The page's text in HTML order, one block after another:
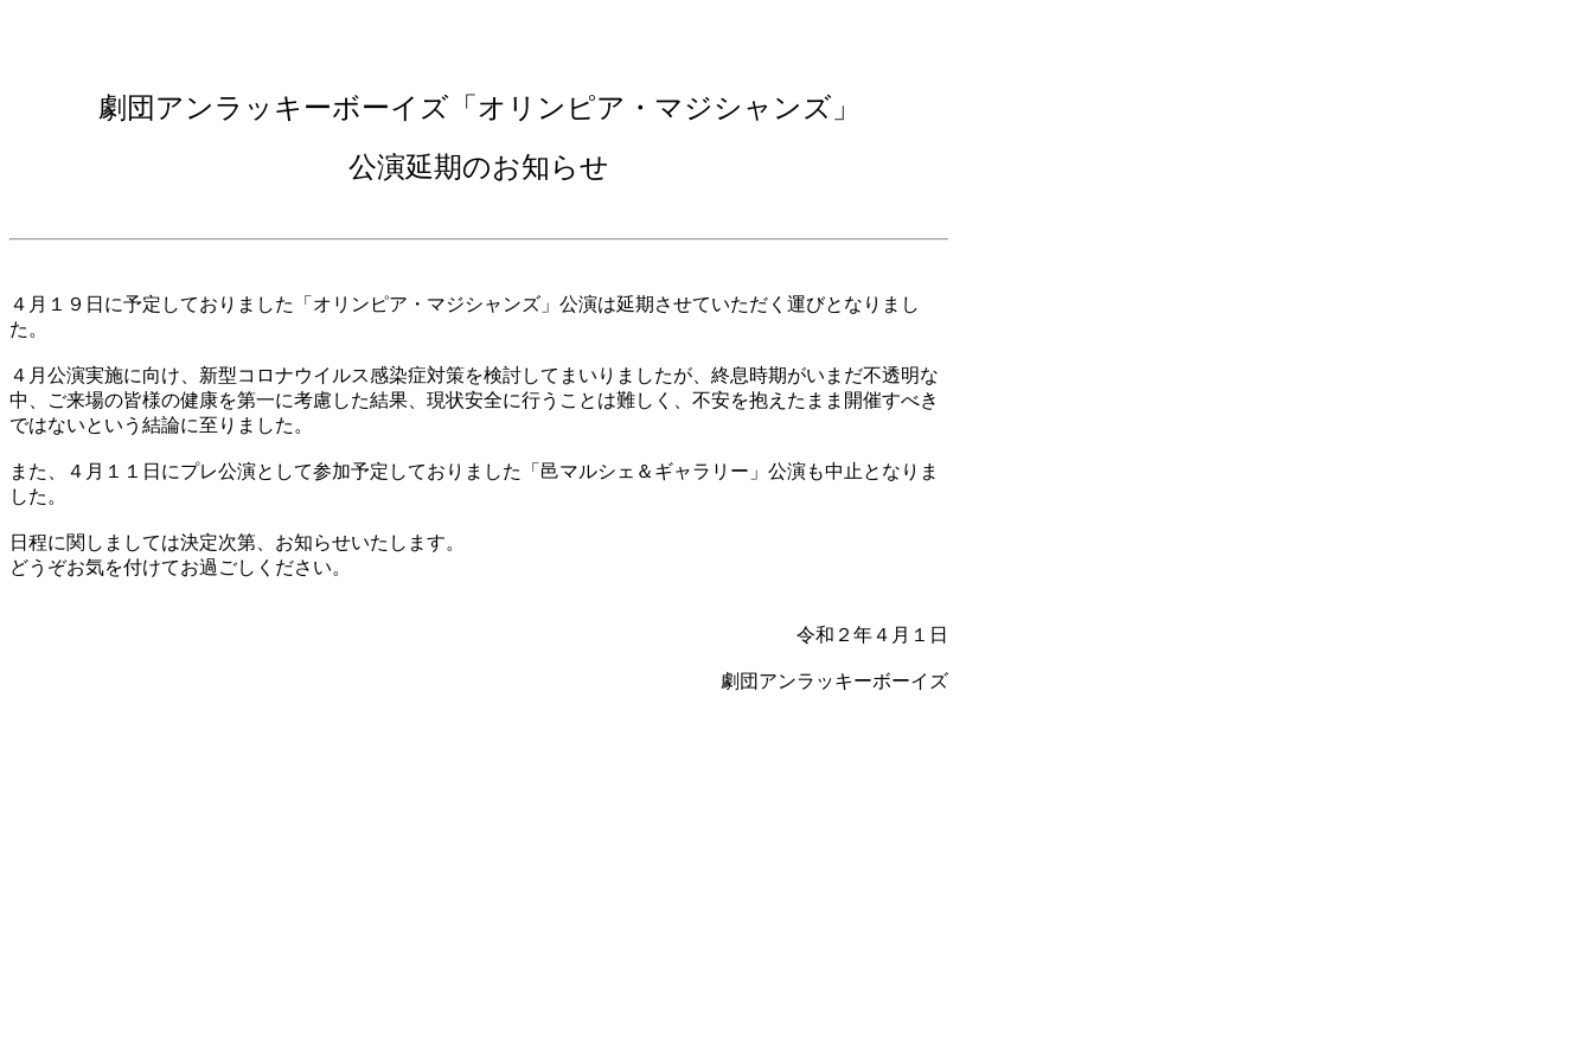
劇団アンラッキーボーイズ「オリンピア・マジシャンズ」
公演延期のお知らせ
４月１９日に予定しておりました「オリンピア・マジシャンズ」公演は延期させていただく運びとなりまし
た。
４月公演実施に向け、新型コロナウイルス感染症対策を検討してまいりましたが、終息時期がいまだ不透明な
中、ご来場の皆様の健康を第一に考慮した結果、現状安全に行うことは難しく、不安を抱えたまま開催すべき
ではないという結論に至りました。
また、４月１１日にプレ公演として参加予定しておりました「邑マルシェ＆ギャラリー」公演も中止となりま
した。
日程に関しましては決定次第、お知らせいたします。
どうぞお気を付けてお過ごしください。
令和２年４月１日
劇団アンラッキーボーイズ